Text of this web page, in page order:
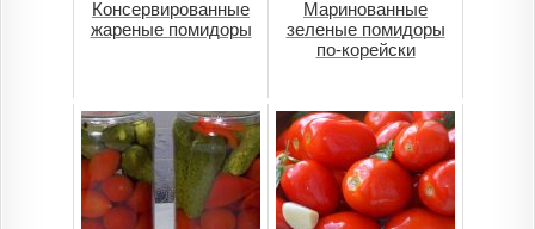
Консервированные
жареные помидоры
Маринованные
зеленые помидоры
по-корейски